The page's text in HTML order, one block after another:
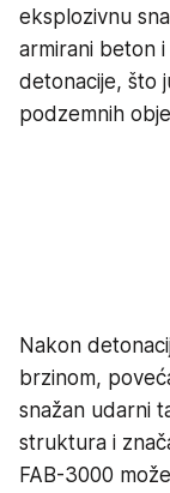
eksplozivnu
armirani beton
detonacije, što
podzemnih
Nakon
brzinom,
snažan udarni
struktura i
FAB-3000